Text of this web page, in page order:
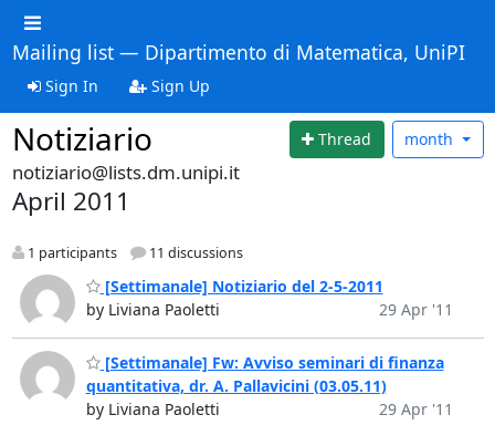
Mailing list — Dipartimento di Matematica, UniPI
Sign In Sign Up
Notiziario Thread month
notiziario@lists.dm.unipi.it
April 2011
1 participants 11 discussions
[Settimanale] Notiziario del 2-5-2011
by Liviana Paoletti
29 Apr '11
[Settimanale] Fw: Avviso seminari di finanza
quantitativa, dr. A. Pallavicini (03.05.11)
by Liviana Paoletti
29 Apr '11